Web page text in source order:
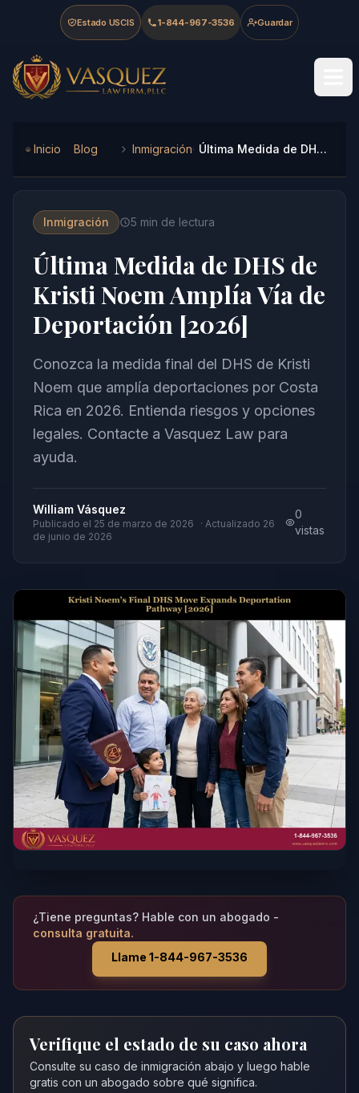
Skip to main content
Skip to navigation
Skip to footer
Estado USCIS 1-844-967-3536 Guardar
Vasquez Law Firm - Home
Inicio Blog Inmigración Última Medida de DHS de Kristi Noem Amplía Vía de Deportación [2026]
Inmigración 5 min de lectura
Última Medida de DHS de
Kristi Noem Amplía Vía de
Deportación [2026]
Conozca la medida final del DHS de Kristi
Noem que amplía deportaciones por Costa
Rica en 2026. Entienda riesgos y opciones
legales. Contacte a Vasquez Law para
ayuda.
William Vásquez
Publicado el 25 de marzo de 2026 · Actualizado 26
de junio de 2026
0
vistas
¿Tiene preguntas? Hable con un abogado -
consulta gratuita.
Llame 1-844-967-3536
Verifique el estado de su caso ahora
Consulte su caso de inmigración abajo y luego hable
gratis con un abogado sobre qué significa.